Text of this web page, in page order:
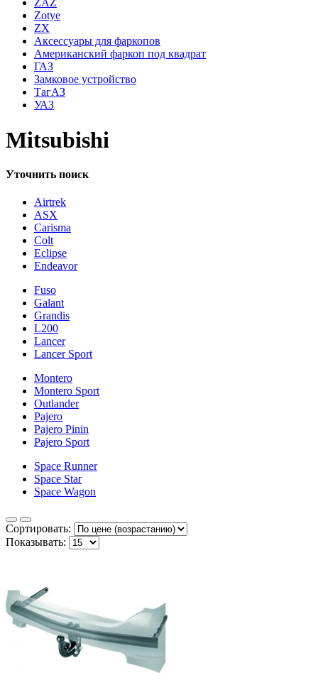
ZAZ
Zotye
ZX
Аксессуары для фаркопов
Американский фаркоп под квадрат
ГАЗ
Замковое устройство
ТагАЗ
УАЗ
Mitsubishi
Уточнить поиск
Airtrek
ASX
Carisma
Colt
Eclipse
Endeavor
Fuso
Galant
Grandis
L200
Lancer
Lancer Sport
Montero
Montero Sport
Outlander
Pajero
Pajero Pinin
Pajero Sport
Space Runner
Space Star
Space Wagon
Сортировать:
Показывать: